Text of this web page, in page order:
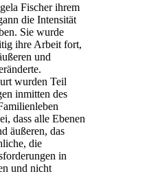
Fischer ihrem
die Intensität
Sie wurde
ihre Arbeit fort,
und
wurden Teil
inmitten des
dass alle Ebenen
äußeren, das
die
in
und nicht